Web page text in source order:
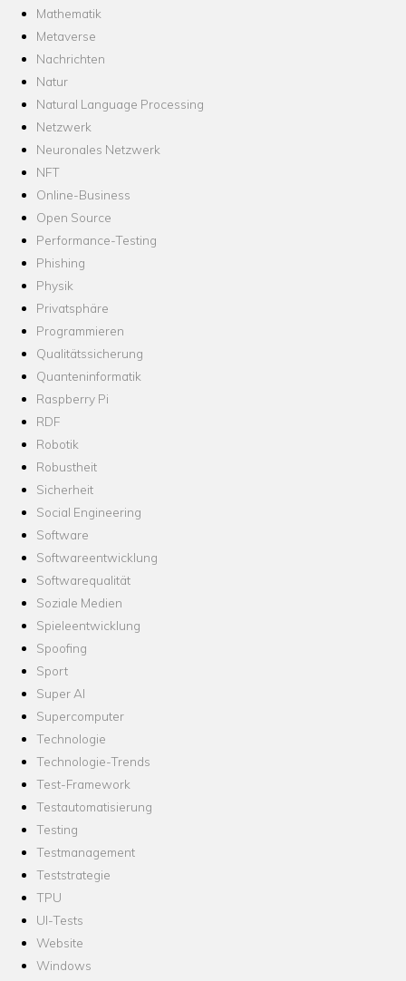
Mathematik
Metaverse
Nachrichten
Natur
Natural Language Processing
Netzwerk
Neuronales Netzwerk
NFT
Online-Business
Open Source
Performance-Testing
Phishing
Physik
Privatsphäre
Programmieren
Qualitätssicherung
Quanteninformatik
Raspberry Pi
RDF
Robotik
Robustheit
Sicherheit
Social Engineering
Software
Softwareentwicklung
Softwarequalität
Soziale Medien
Spieleentwicklung
Spoofing
Sport
Super AI
Supercomputer
Technologie
Technologie-Trends
Test-Framework
Testautomatisierung
Testing
Testmanagement
Teststrategie
TPU
UI-Tests
Website
Windows